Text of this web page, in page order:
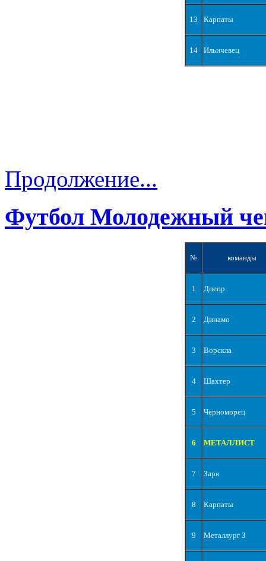
13 Карпаты
14 Ильичевец
Продолжение...
Футбол Молодежный
№ команды
1 Днепр
2 Динамо
3 Ворскла
4 Шахтер
5 Черноморец
6 МЕТАЛЛИСТ
7 Заря
8 Карпаты
9 Металлург З